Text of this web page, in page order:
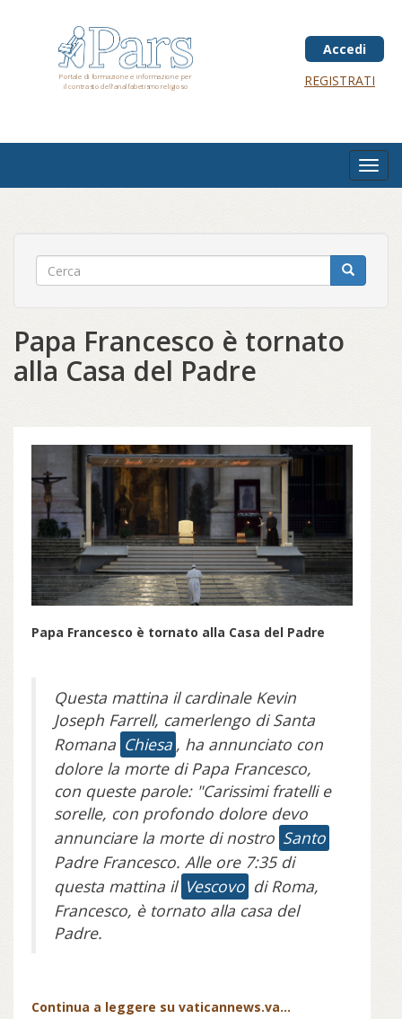
contenuto
Portale di formazione e informazione per
il contrasto dell'analfabetismo religioso
Accedi
REGISTRATI
Papa Francesco è tornato
alla Casa del Padre
Papa Francesco è tornato alla Casa del Padre
Questa mattina il cardinale Kevin
Joseph Farrell, camerlengo di Santa
Romana Chiesa , ha annunciato con
dolore la morte di Papa Francesco,
con queste parole: "Carissimi fratelli e
sorelle, con profondo dolore devo
annunciare la morte di nostro Santo
Padre Francesco. Alle ore 7:35 di
questa mattina il Vescovo di Roma,
Francesco, è tornato alla casa del
Padre.
Continua a leggere su vaticannews.va...